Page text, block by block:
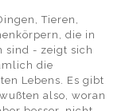
Tieren,
die in
sind - zeigt sich
die
Lebens. Es gibt
also, woran